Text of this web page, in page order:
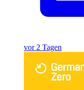
vor 2 Tagen